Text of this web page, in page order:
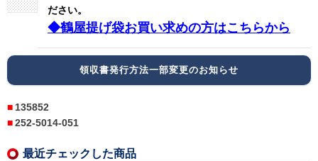
ださい。
◆鶴屋提げ袋お買い求めの方はこちらから
領収書発行方法一部変更のお知らせ
135852
252-5014-051
最近チェックした商品